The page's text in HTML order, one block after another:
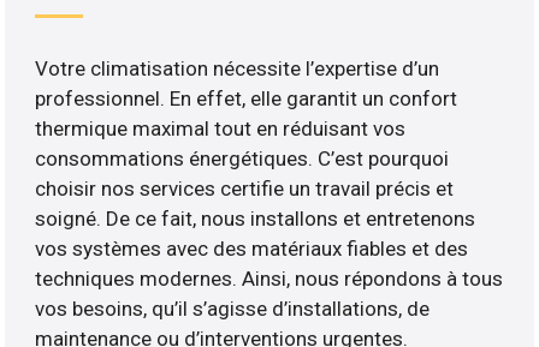
Votre climatisation nécessite l’expertise d’un
professionnel. En effet, elle garantit un confort
thermique maximal tout en réduisant vos
consommations énergétiques. C’est pourquoi
choisir nos services certifie un travail précis et
soigné. De ce fait, nous installons et entretenons
vos systèmes avec des matériaux fiables et des
techniques modernes. Ainsi, nous répondons à tous
vos besoins, qu’il s’agisse d’installations, de
maintenance ou d’interventions urgentes.